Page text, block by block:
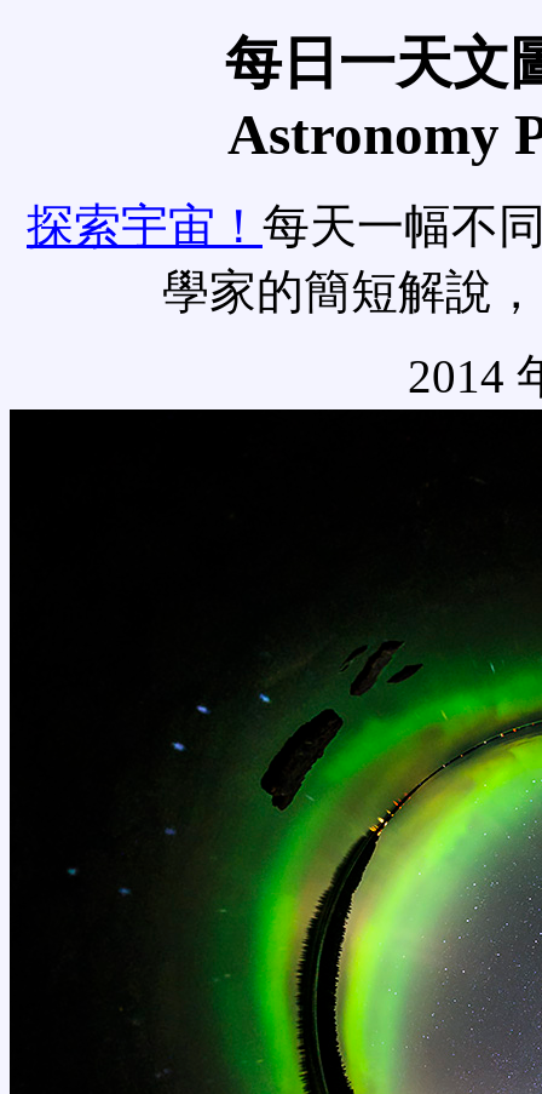
每日一天文
Astronomy
探索宇宙！ 每天一幅不
學家的簡短解說
2014